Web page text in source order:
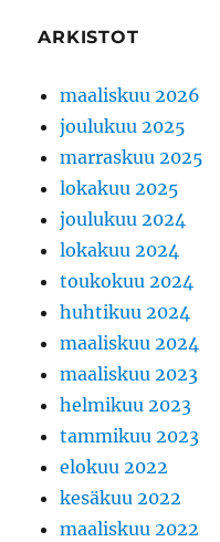
ARKISTOT
maaliskuu 2026
joulukuu 2025
marraskuu 2025
lokakuu 2025
joulukuu 2024
lokakuu 2024
toukokuu 2024
huhtikuu 2024
maaliskuu 2024
maaliskuu 2023
helmikuu 2023
tammikuu 2023
elokuu 2022
kesäkuu 2022
maaliskuu 2022